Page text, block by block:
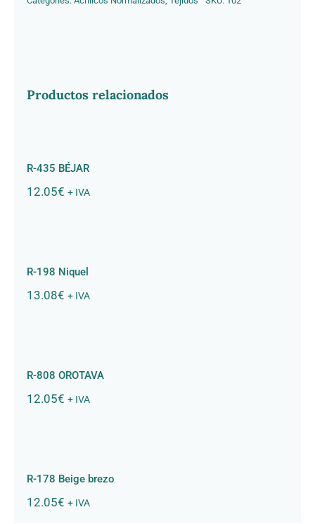
Productos relacionados
R-435 BÉJAR
12.05€ + IVA
R-198 Niquel
13.08€ + IVA
R-808 OROTAVA
12.05€ + IVA
R-178 Beige brezo
12.05€ + IVA